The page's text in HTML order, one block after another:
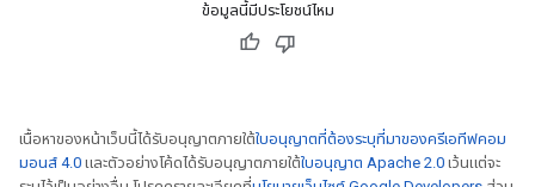
ข้อมูลนี้มีประโยชน์ไหม
เนื้อหาของหน้าเว็บนี้ได้รับอนุญาตภายใต้ใบอนุญาตที่ต้องระบุที่มาของครีเอทีฟคอม
มอนส์ 4.0 และตัวอย่างโค้ดได้รับอนุญาตภายใต้ใบอนุญาต Apache 2.0 เว้นแต่จะ